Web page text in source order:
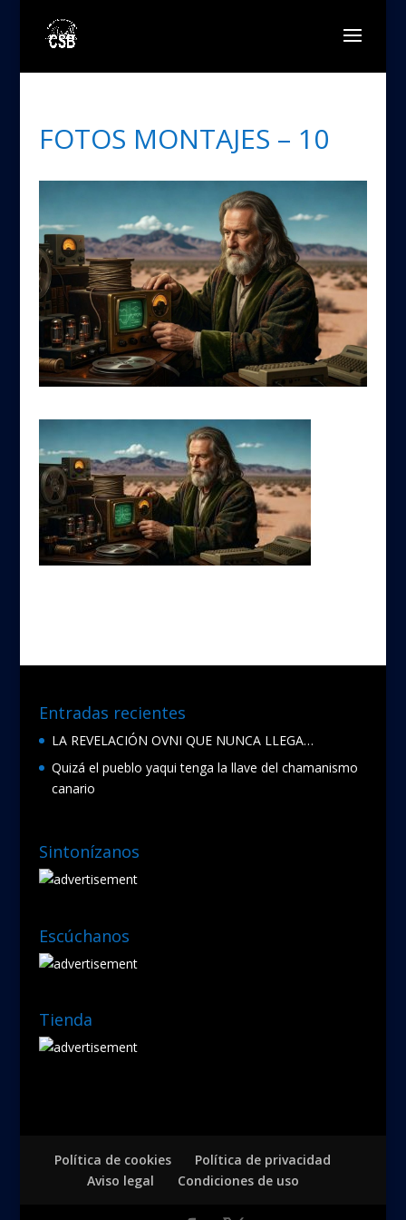
FOTOS MONTAJES – 10
Entradas recientes
LA REVELACIÓN OVNI QUE NUNCA LLEGA…
Quizá el pueblo yaqui tenga la llave del chamanismo
canario
Sintonízanos
Escúchanos
Tienda
Política de cookies
Política de privacidad
Aviso legal
Condiciones de uso